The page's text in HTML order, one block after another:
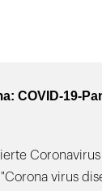
COVID-19-
Coronavirus
virus